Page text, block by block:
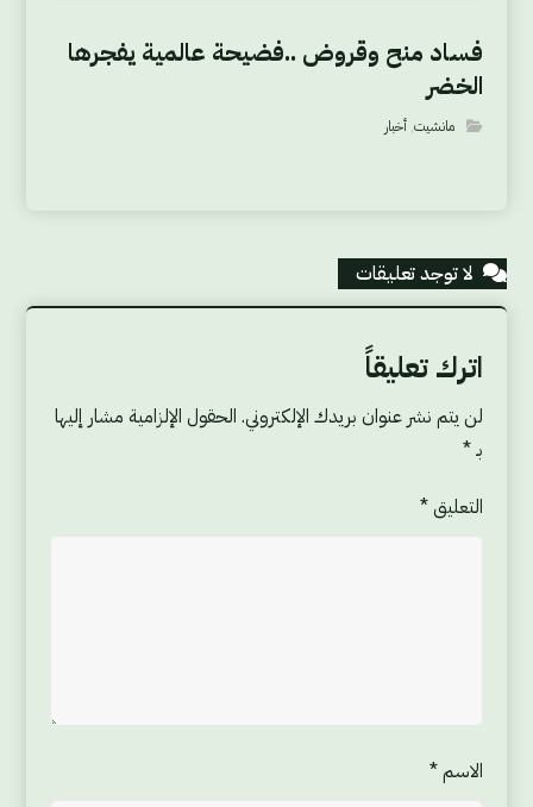
فساد منح وقروض ..فضيحة عالمية يفجرها
الخضر
مانشيت,أخبار
لا توجد تعليقات
اترك تعليقاً
لن يتم نشر عنوان بريدك الإلكتروني. الحقول الإلزامية مشار إليها
بـ*
التعليق*
الاسم*